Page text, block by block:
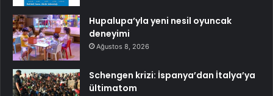
Hupalupa’yla yeni nesil oyuncak
deneyimi
Ağustos 8, 2026
Schengen krizi: İspanya’dan İtalya’ya
ültimatom